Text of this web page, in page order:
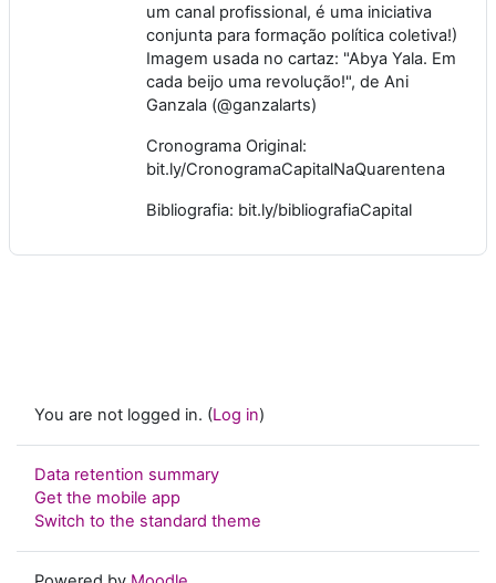
um canal profissional, é uma iniciativa
conjunta para formação política coletiva!)
Imagem usada no cartaz: "Abya Yala. Em
cada beijo uma revolução!", de Ani
Ganzala (@ganzalarts)
Cronograma Original:
bit.ly/CronogramaCapitalNaQuarentena
Bibliografia: bit.ly/bibliografiaCapital
You are not logged in. (Log in)
Data retention summary
Get the mobile app
Switch to the standard theme